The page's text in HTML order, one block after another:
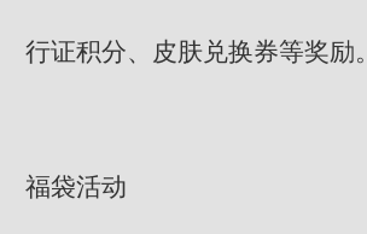
行证积分、皮肤兑换券等奖励。
福袋活动